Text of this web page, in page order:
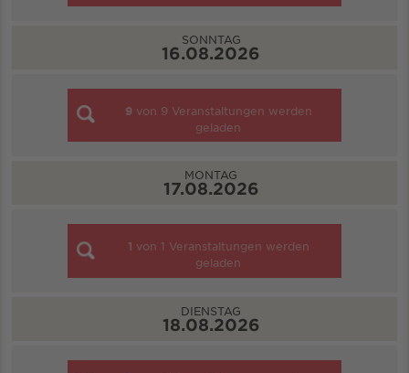
SONNTAG
16.08.2026
9 von 9 Veranstaltungen werden
geladen
MONTAG
17.08.2026
1 von 1 Veranstaltungen werden
geladen
DIENSTAG
18.08.2026